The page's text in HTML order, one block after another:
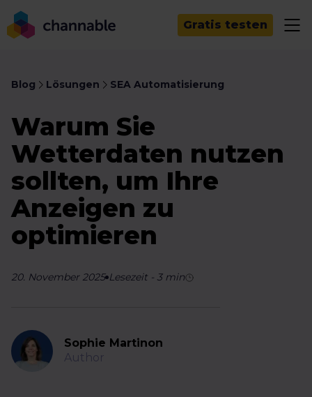
Gratis testen
Blog Lösungen SEA Automatisierung
Warum Sie
Wetterdaten nutzen
sollten, um Ihre
Anzeigen zu
optimieren
20. November 2025 Lesezeit - 3min
Sophie Martinon
Author